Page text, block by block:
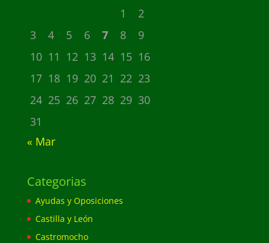
1
2
3
4 5 6 7 8
9
10 11 12 13 14 15 16
17 18 19 20 21 22 23
24 25 26 27 28 29 30
31
« Mar
Categorias
Ayudas y Oposiciones
Castilla y León
Castromocho